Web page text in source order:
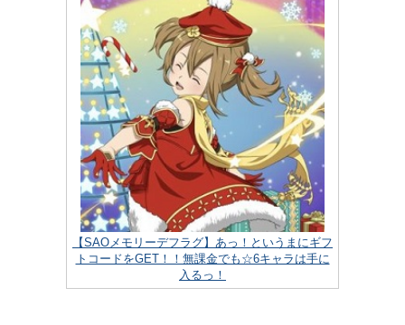
【SAOメモリーデフラグ】あっ！というまにギフ
トコードをGET！！無課金でも☆6キャラは手に
入るっ！